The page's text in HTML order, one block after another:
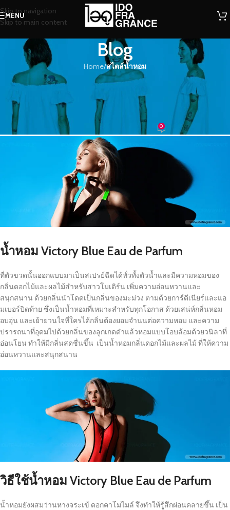
Skip to navigation
Skip to main content
MENU
Blog
Home/สไตล์น้ำหอม
สไตล์น้ำหอม
น้ำหอมกลิ่น วิคตอรี่ บลู กับเสน่ห์กลิ่น
หอมอันอบอุ่นและเย้ายวนใจ
น้องน้ำหอม On 21/05/2018 0
น้ำหอม Victory Blue Eau de Parfum
ที่ตัวขวดนั้นออกแบบมาเป็นสเปรย์ฉีดได้ทั่วทั้งตัวน้ำและมีความหอมของ
กลิ่นดอกไม้และผลไม้สำหรับสาวโมเดิร์น เพิ่มความอ่อนหวานและ
สนุกสนาน ด้วยกลิ่นนำโดดเป็นกลิ่นของมะม่วง ตามด้วยการ์ดีเนียร์และแอ
มเบอร์ปิดท้าย ซึ่งเป็นน้ำหอมที่เหมาะสำหรับทุกโอกาส ด้วยเสน่ห์กลิ่นหอม
อบอุ่น และเย้ายวนใจที่ใครได้กลิ่นต้องยอมจำนนต่อความหอม และความ
ปรารถนาที่อุดมไปด้วยกลิ่นของลูกเกดดำแล้วหอมแบบโอบล้อมด้วยวนิลาที่
อ่อนโยน ทำให้มีกลิ่นสดชื่นขึ้น เป็นน้ำหอมกลิ่นดอกไม้และผลไม้ ที่ให้ความ
อ่อนหวานและสนุกสนาน
วิธีใช้น้ำหอม Victory Blue Eau de Parfum
น้ำหอมยังผสมว่านหางจระเข้ ดอกคาโมไมล์ จึงทำให้รู้สึกผ่อนคลายขึ้น เป็น